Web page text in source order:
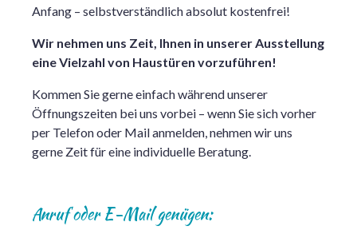
Anfang – selbstverständlich absolut kostenfrei!
Wir nehmen uns Zeit, Ihnen in unserer Ausstellung
eine Vielzahl von Haustüren vorzuführen!
Kommen Sie gerne einfach während unserer
Öffnungszeiten bei uns vorbei – wenn Sie sich vorher
per Telefon oder Mail anmelden, nehmen wir uns
gerne Zeit für eine individuelle Beratung.
Anruf oder E-Mail genügen: